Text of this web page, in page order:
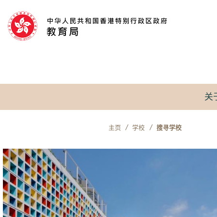
关
主页 学校 搜寻学校